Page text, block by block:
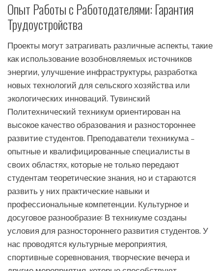
Опыт Работы с Работодателями: Гарантия
Трудоустройства
Проекты могут затрагивать различные аспекты, такие
как использование возобновляемых источников
энергии, улучшение инфраструктуры, разработка
новых технологий для сельского хозяйства или
экологических инноваций. Тувинский
Политехнический техникум ориентирован на
высокое качество образования и разностороннее
развитие студентов. Преподаватели техникума –
опытные и квалифицированные специалисты в
своих областях, которые не только передают
студентам теоретические знания, но и стараются
развить у них практические навыки и
профессиональные компетенции. Культурное и
досуговое разнообразие: В техникуме созданы
условия для разностороннего развития студентов. У
нас проводятся культурные мероприятия,
спортивные соревнования, творческие вечера и